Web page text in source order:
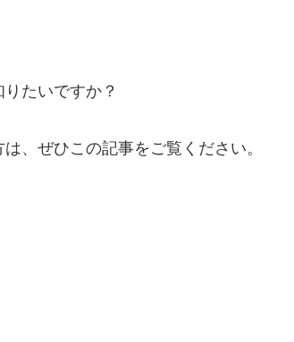
たいですか？
、ぜひこの記事をご覧ください。